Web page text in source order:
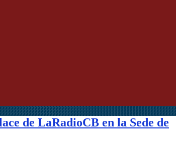
de LaRadioCB en la Sede de